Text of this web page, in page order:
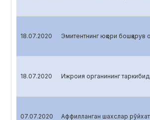
18.07.2020 Эмитентнинг юқори бошқарув
18.07.2020 Ижроия органининг
07.07.2020 Аффилланган шахслар